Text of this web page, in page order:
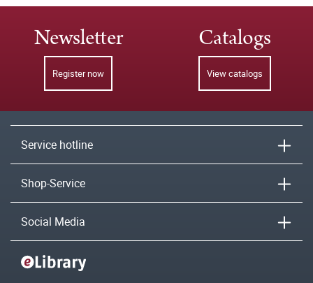
Newsletter
Register now
Catalogs
View catalogs
Service hotline
Shop-Service
Social Media